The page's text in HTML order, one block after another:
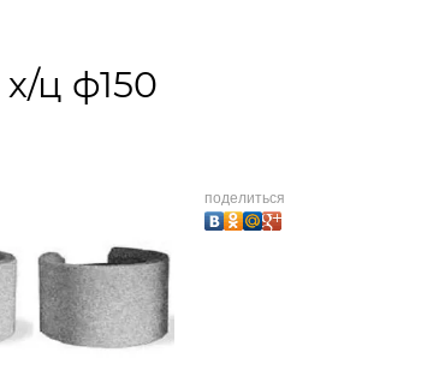
ц ф150
поделиться